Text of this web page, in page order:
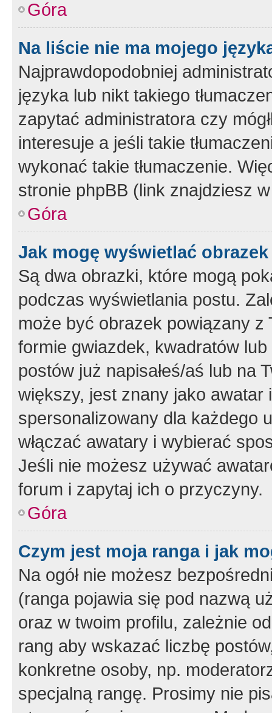
Góra
Na liście nie ma mojego
Najprawdopodobniej
języka lub nikt takiego
zapytać administratora czy
interesuje a jeśli takie
wykonać takie tłumaczenie.
stronie phpBB (link znajdziesz
Góra
Jak mogę wyświetlać
Są dwa obrazki, które mogą
podczas wyświetlania postu.
może być obrazek powiązany z
formie gwiazdek, kwadratów
postów już napisałeś/aś lub na
większy, jest znany jako
spersonalizowany dla każdego
włączać awatary i wybierać
Jeśli nie możesz używać
forum i zapytaj ich o przyczyny.
Góra
Czym jest moja ranga i jak
Na ogół nie możesz
(ranga pojawia się pod nazwą
oraz w twoim profilu, zależnie
rang aby wskazać liczbę
konkretne osoby, np.
specjalną rangę. Prosimy nie